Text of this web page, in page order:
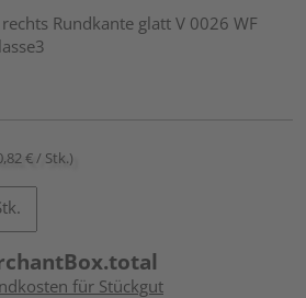
Rundkante glatt V 0026 WF
€ / Stk.)
für Stückgut